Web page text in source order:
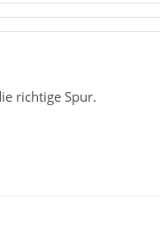
richtige Spur.